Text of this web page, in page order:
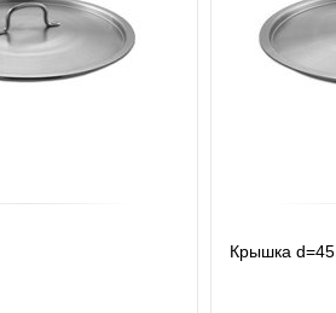
Крышка d=45